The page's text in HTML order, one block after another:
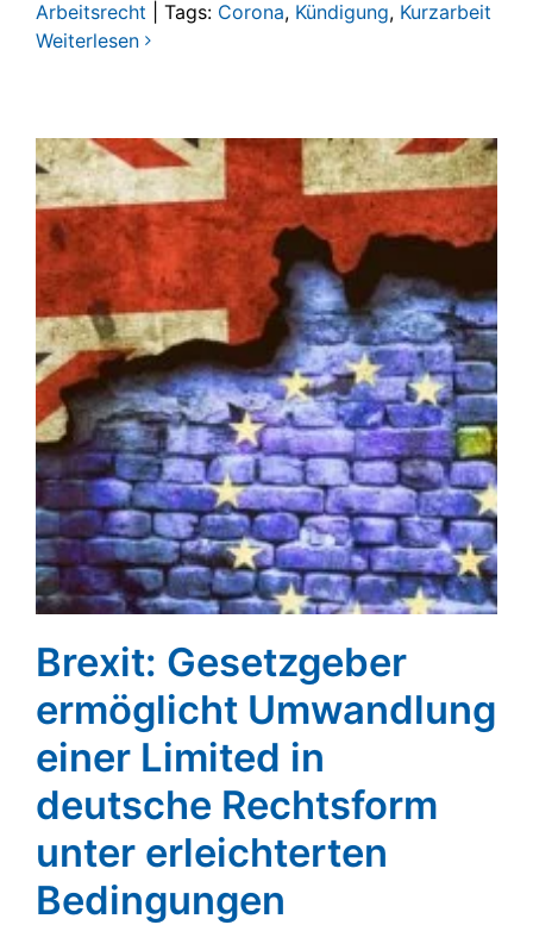
Arbeitsrecht Tags: Corona, Kündigung, Kurzarbeit
Weiterlesen
Brexit: Gesetzgeber
ermöglicht Umwandlung
einer Limited in
deutsche Rechtsform
unter erleichterten
Bedingungen